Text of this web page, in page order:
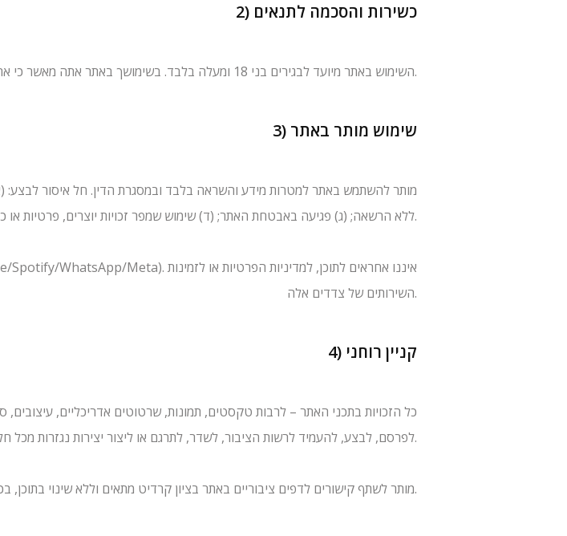
2) כשירות והסכמה לתנאים
השימוש באתר מיועד לבגירים בני 18 ומעלה בלבד. בשימושך באתר אתה מאשר כי אתה כשיר משפטית, וכי קראת והסכמת לתנאים אלו.
3) שימוש מותר באתר
מותר להשתמש באתר למטרות מידע והשראה בלבד ובמסגרת הדין. חל איסור לבצע:
(Scraping) ללא הרשאה; (ג) פגיעה באבטחת האתר; (ד) שימוש שמפר זכויות יוצרים, פרטיות או כל דין.
השירותים של צדדים אלה.
4) קניין רוחני
כל הזכויות בתכני האתר – לרבות טקסטים, תמונות, שרטוטים אדריכליים, עיצובים,
לפרסם, לבצע, להעמיד לרשות הציבור, לשדר, לתרגם או ליצור יצירות נגזרות מכל חלק מהתוכן ללא קבלת הסכמה מראש ובכתב.
מותר לשתף קישורים לדפים ציבוריים באתר בציון קרדיט מתאים וללא שינוי בתוכן, בכפוף לתנאים אלה.